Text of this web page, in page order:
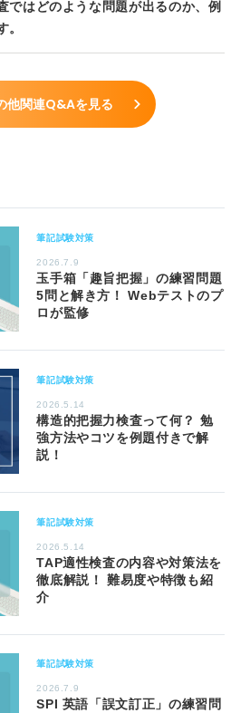
ではどのような問題が出るのか、例
。
他関連Q&Aを見る
筆記試験対策
2026.7.9
玉手箱「趣旨把握」の練習問題
5問と解き方！ Webテストのプ
ロが監修
筆記試験対策
2026.5.14
構造的把握力検査って何？ 勉
強方法やコツを例題付きで解
説！
筆記試験対策
2026.5.14
TAP適性検査の内容や対策法を
徹底解説！ 難易度や特徴も紹
介
筆記試験対策
2026.7.9
SPI 英語「誤文訂正」の練習問